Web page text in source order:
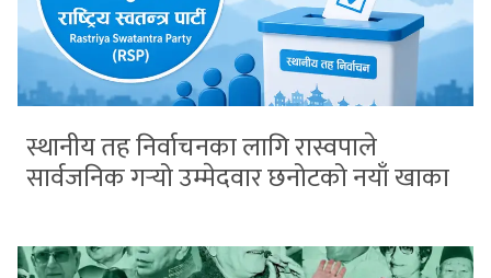
स्थानीय तह निर्वाचनका लागि रास्वपाले
सार्वजनिक गर्‍यो उम्मेदवार छनोटको नयाँ खाका